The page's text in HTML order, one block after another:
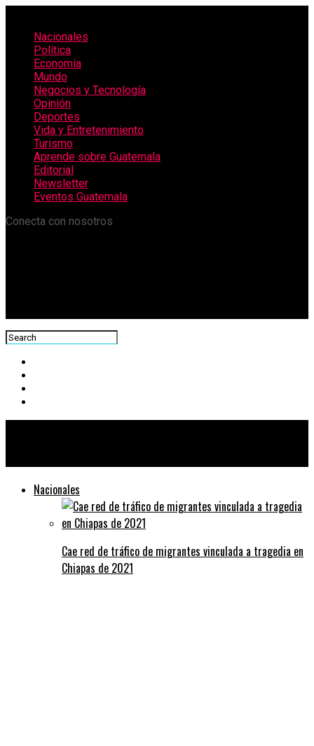
Nacionales
Política
Economía
Mundo
Negocios y Tecnología
Opinión
Deportes
Vida y Entretenimiento
Turismo
Aprende sobre Guatemala
Editorial
Newsletter
Eventos Guatemala
Conecta con nosotros
Nacionales
Cae red de tráfico de migrantes vinculada a tragedia en
Chiapas de 2021